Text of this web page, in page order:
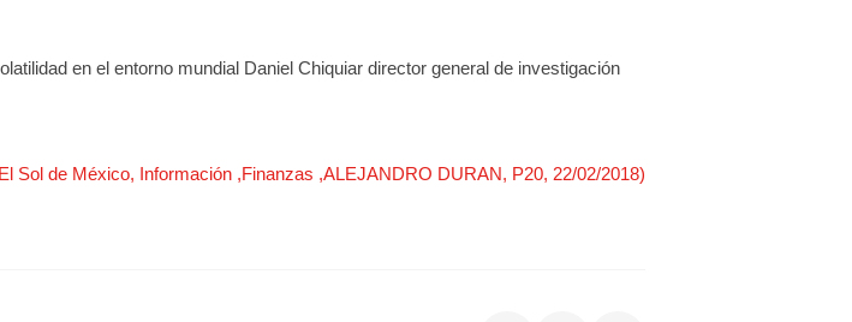
en el entorno mundial Daniel Chiquiar director general de investigación
Sol de México, Información ,Finanzas ,ALEJANDRO DURAN, P20, 22/02/2018)